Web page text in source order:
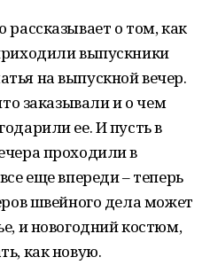
о том, как
выпускники
на выпускной вечер.
заказывали и о чем
ее. И пусть в
проходили в
еще впереди – теперь
швейного дела может
и новогодний костюм,
как новую.